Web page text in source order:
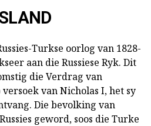
Turkse oorlog van 1828-
aan die Russiese Ryk. Dit
die Verdrag van
van Nicholas I, het sy
Die bevolking van
geword, soos die Turke